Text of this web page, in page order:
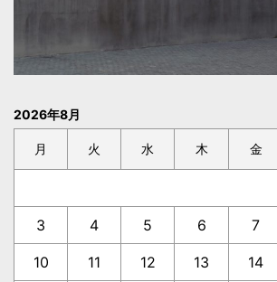
2026年8月
月 火 水 木 金
3 4 5 6 7
10 11 12 13 14